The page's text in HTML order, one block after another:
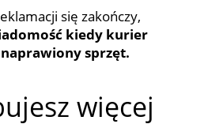
się zakończy,
kiedy kurier
sprzęt.
więcej